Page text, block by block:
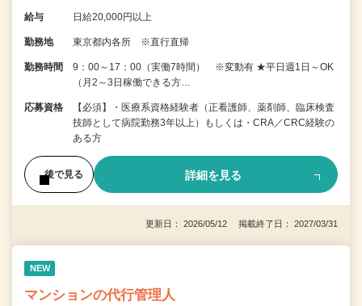
給与 日給20,000円以上
勤務地 東京都内各所 ※直行直帰
勤務時間
9：00～17：00（実働7時間） ※変動有 ★平日週1日～OK
（月2～3日稼働できる方…
応募資格
【必須】・医療系資格経験者（正看護師、薬剤師、臨床検査
技師として病院勤務3年以上）もしくは・CRA／CRC経験の
ある方
後で見る 詳細を見る
更新日： 2026/05/12 掲載終了日： 2027/03/31
NEW
マンションの代行管理人